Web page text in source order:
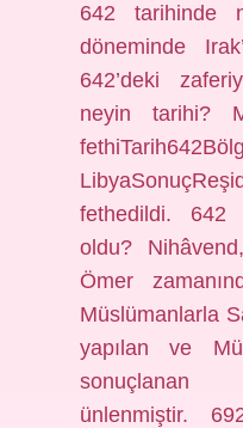
642 tarihinde
döneminde
642’deki
neyin tarihi?
fethedildi. 642
oldu?
Ömer
Müslümanlarla
yapılan ve
sonuçlanan
ünlenmiştir.